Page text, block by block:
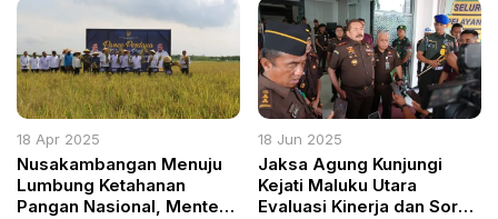
Perkara
Penanganan Sampah oleh
DLH: Kalau Tidak Mampu,
Mundur Saja!
18 Apr 2025
Nusakambangan Menuju
Lumbung Ketahanan
Pangan Nasional, Menteri
18 Jun 2025
Jaksa Agung Kunjungi
Kejati Maluku Utara
Evaluasi Kinerja dan Soroti